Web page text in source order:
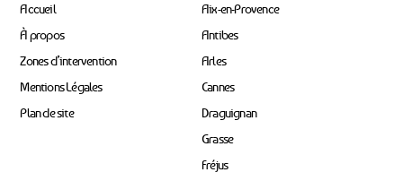
Accueil
À propos
Zones d’intervention
Mentions Légales
Plan de site
Aix-en-Provence
Antibes
Arles
Cannes
Draguignan
Grasse
Fréjus